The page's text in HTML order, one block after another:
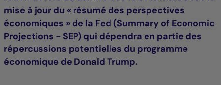
mise à jour du « résumé des perspectives
économiques » de la Fed (Summary of Economic
Projections - SEP) qui dépendra en partie des
répercussions potentielles du programme
économique de Donald Trump.